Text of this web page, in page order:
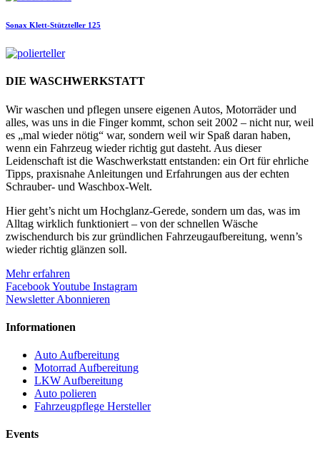
Sonax Klett-Stützteller 125
DIE WASCHWERKSTATT
Wir waschen und pflegen unsere eigenen Autos, Motorräder und
alles, was uns in die Finger kommt, schon seit 2002 – nicht nur, weil
es „mal wieder nötig“ war, sondern weil wir Spaß daran haben,
wenn ein Fahrzeug wieder richtig gut dasteht. Aus dieser
Leidenschaft ist die Waschwerkstatt entstanden: ein Ort für ehrliche
Tipps, praxisnahe Anleitungen und Erfahrungen aus der echten
Schrauber- und Waschbox-Welt.
Hier geht’s nicht um Hochglanz-Gerede, sondern um das, was im
Alltag wirklich funktioniert – von der schnellen Wäsche
zwischendurch bis zur gründlichen Fahrzeugaufbereitung, wenn’s
wieder richtig glänzen soll.
Mehr erfahren
FacebookYoutube Instagram
Newsletter Abonnieren
Informationen
Auto Aufbereitung
Motorrad Aufbereitung
LKW Aufbereitung
Auto polieren
Fahrzeugpflege Hersteller
Events